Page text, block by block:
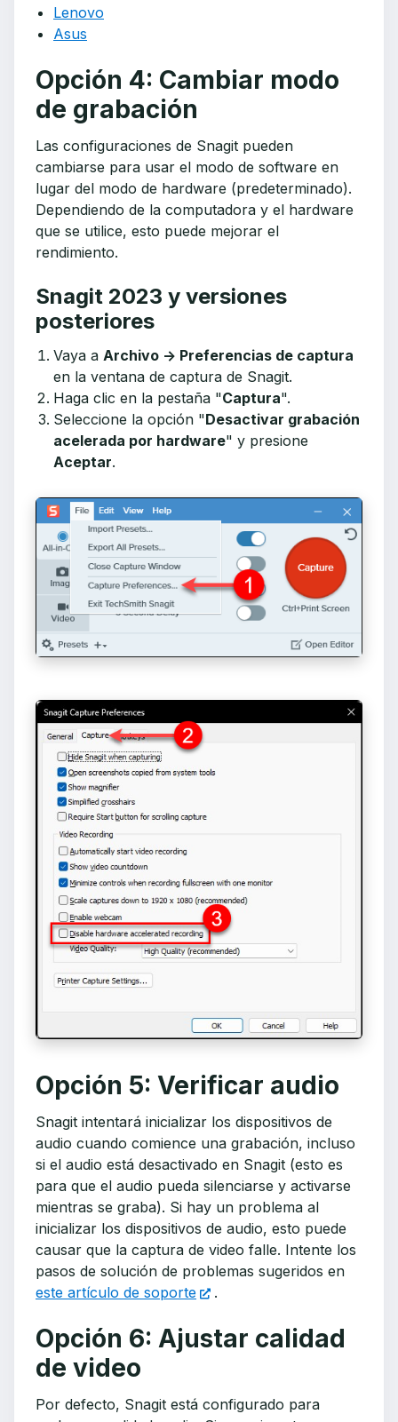
Lenovo
Asus
Opción 4: Cambiar modo
de grabación
Las configuraciones de Snagit pueden
cambiarse para usar el modo de software en
lugar del modo de hardware (predeterminado).
Dependiendo de la computadora y el hardware
que se utilice, esto puede mejorar el
rendimiento.
Snagit 2023 y versiones
posteriores
Vaya a Archivo -> Preferencias de captura
en la ventana de captura de Snagit.
Haga clic en la pestaña "Captura".
Seleccione la opción "Desactivar grabación
acelerada por hardware" y presione
Aceptar.
Opción 5: Verificar audio
Snagit intentará inicializar los dispositivos de
audio cuando comience una grabación, incluso
si el audio está desactivado en Snagit (esto es
para que el audio pueda silenciarse y activarse
mientras se graba). Si hay un problema al
inicializar los dispositivos de audio, esto puede
causar que la captura de video falle. Intente los
pasos de solución de problemas sugeridos en
este artículo de soporte
.
Opción 6: Ajustar calidad
de video
Por defecto, Snagit está configurado para